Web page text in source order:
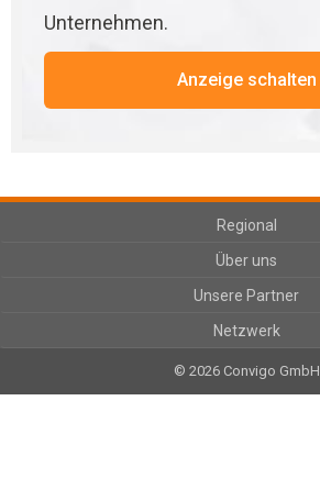
Unternehmen.
Anzeige schalten
Regional
Über uns
Unsere Partner
Netzwerk
© 2026 Convigo GmbH